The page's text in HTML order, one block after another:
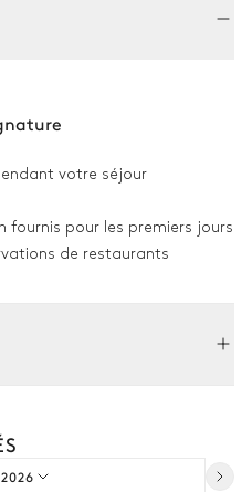
Transat
votre séjour
fournis pour les premiers jours
de restaurants